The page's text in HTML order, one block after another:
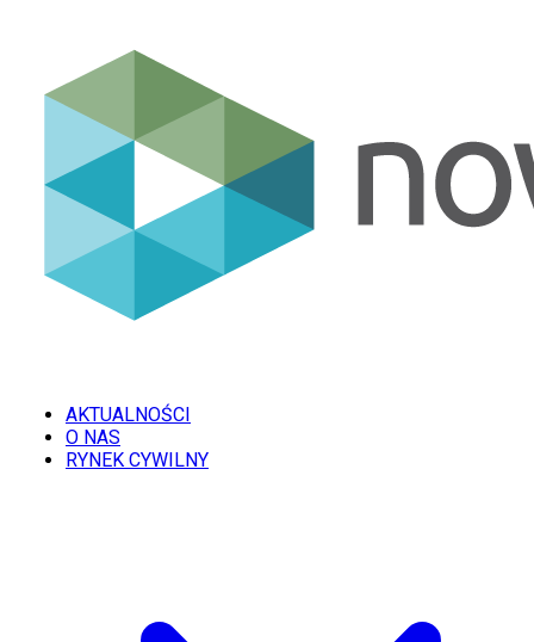
AKTUALNOŚCI
O NAS
RYNEK CYWILNY